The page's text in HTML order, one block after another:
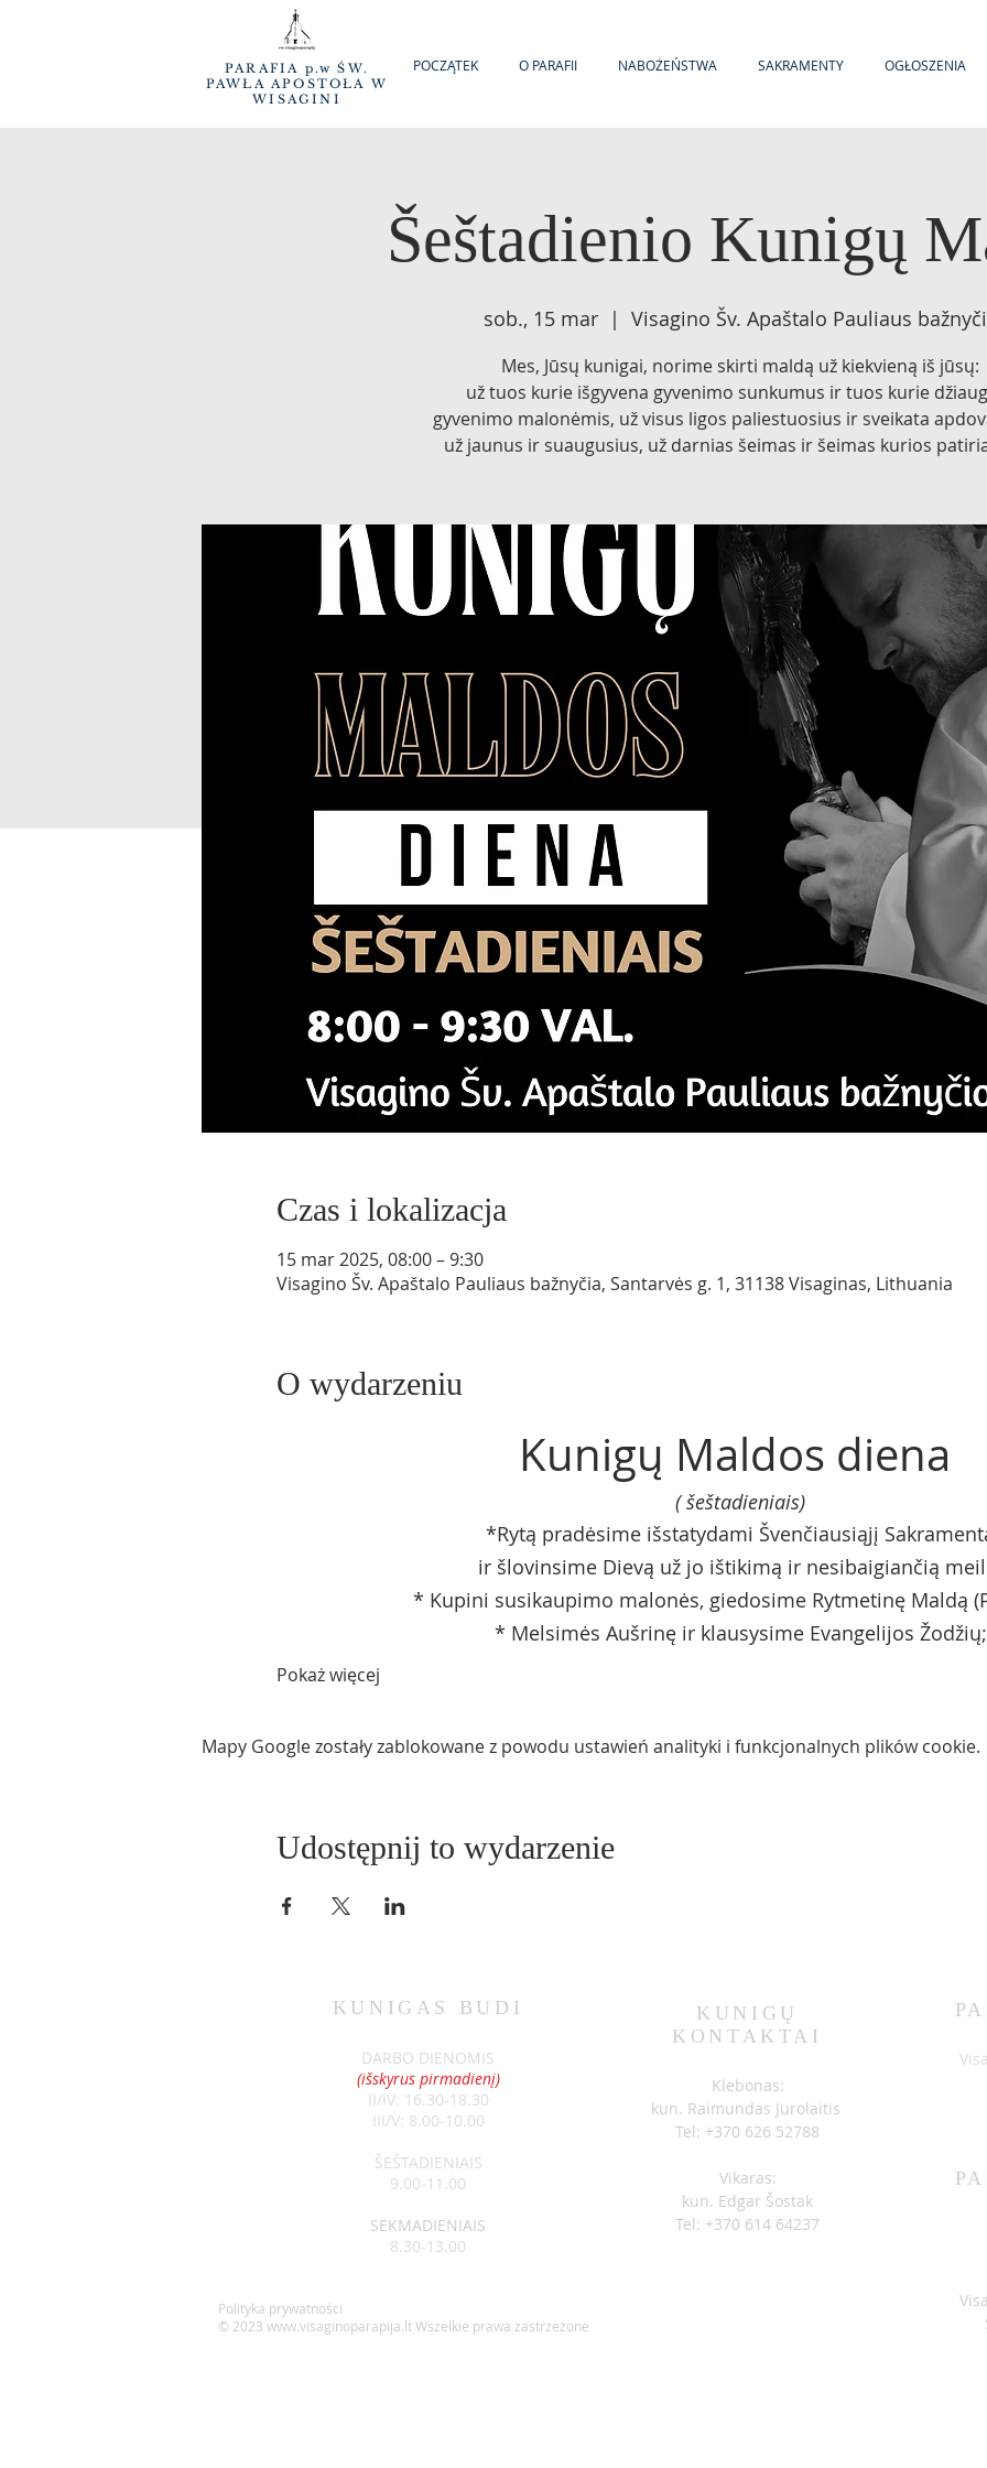
PARAFIA p.w ŚW.
PAWŁA APOSTOŁA W
WISAGINI
POCZĄTEK O PARAFII NABOŻEŃSTWA SAKRAMENTY OGŁOSZENIA
Šeštadienio Kunigų
sob., 15 mar
  |
Visagino Šv. Apaštalo Pauliaus
Mes, Jūsų kunigai, norime skirti maldą už kiekvieną iš jūsų:
už tuos kurie išgyvena gyvenimo sunkumus ir tuos kurie
gyvenimo malonėmis, už visus ligos paliestuosius ir sveikata
už jaunus ir suaugusius, už darnias šeimas ir šeimas kurios
Czas i lokalizacja
15 mar 2025, 08:00 – 9:30
Visagino Šv. Apaštalo Pauliaus bažnyčia, Santarvės g. 1, 31138 Visaginas, Lithuania
O wydarzeniu
Kunigų Maldos diena
( šeštadieniais)
*Rytą pradėsime išstatydami Švenčiausiąjį
ir šlovinsime Dievą už jo ištikimą ir nesibaigiančią
* Kupini susikaupimo malonės, giedosime Rytmetinę Maldą
* Melsimės Aušrinę ir klausysime Evangelijos Žodžių;
Pokaż więcej
Mapy Google zostały zablokowane z powodu ustawień analityki i funkcjonalnych plików cookie.
Udostępnij to wydarzenie
KUNIGAS BUDI
DARBO DIENOMIS
(išskyrus pirmadienį)
II/IV: 16.30-18.30
III/V: 8.00-10.00
ŠEŠTADIENIAIS
9.00-11.00
SEKMADIENIAIS
8.30-13.00
KUNIGŲ
KONTAKTAI
Klebonas:
kun. Raimundas Jurolaitis
Tel: +370 626 52788
Vikaras:
kun. Edgar Šostak
Tel: +370 614 64237
Polityka prywatności
© 2023 www.visaginoparapija.ltWszelkie prawa zastrzeżone